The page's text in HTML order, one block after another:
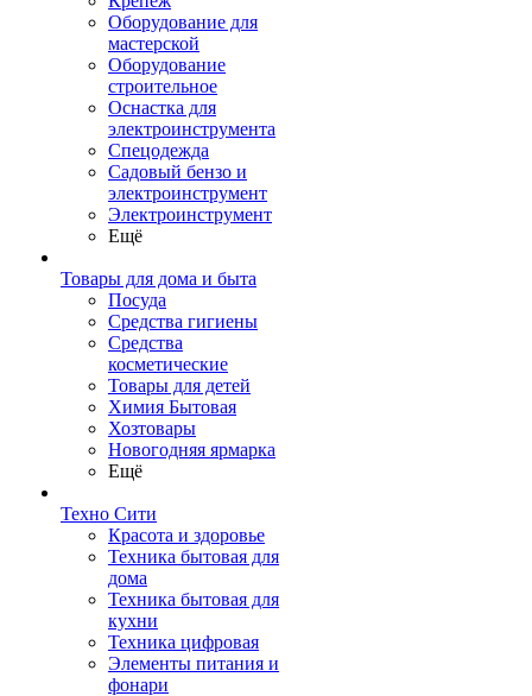
Оборудование для
мастерской
Оборудование
строительное
Оснастка для
электроинструмента
Спецодежда
Садовый бензо и
электроинструмент
Электроинструмент
Ещё
Товары для дома и быта
Посуда
Средства гигиены
Средства
косметические
Товары для детей
Химия Бытовая
Хозтовары
Новогодняя ярмарка
Ещё
Техно Сити
Красота и здоровье
Техника бытовая для
дома
Техника бытовая для
кухни
Техника цифровая
Элементы питания и
фонари